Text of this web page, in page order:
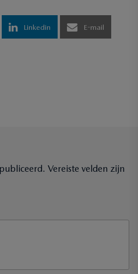
Linkedin E-mail
Vereiste velden zijn